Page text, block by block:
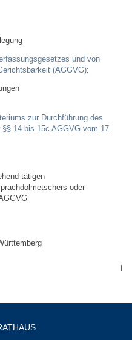
und von
(AGGVG):
zur Durchführung des
14 bis 15c AGGVG vom 17.
tätigen
oder
|